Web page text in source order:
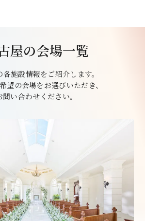
屋の会場一覧
施設情報をご紹介します。
望の会場をお選びいただき、
問い合わせください。